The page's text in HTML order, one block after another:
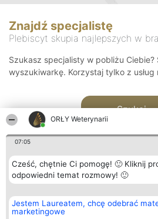
ORŁY Weterynarii
07:05
Cześć, chętnie Ci pomogę! 🙂 Kliknij
odpowiedni temat rozmowy! 🙂
Jestem Laureatem, chcę odebrać
marketingowe
Znajdź specjalistę
Plebiscyt skupia najlepszych w
Szukasz specjalisty w pobliżu Ciebie?
wyszukiwarkę. Korzystaj tylko z usług
Szukaj
Organizator plebiscytu
Bright Side Solutions sp. z o.
o. sp. k.
Plebiscyt
Laureaci